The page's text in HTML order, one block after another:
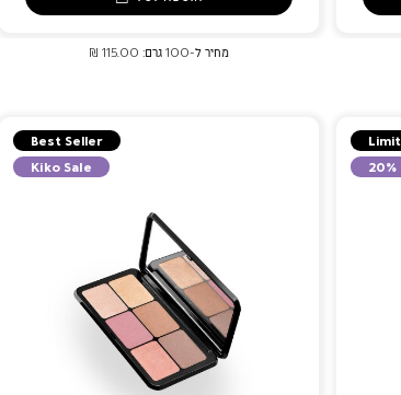
מחיר ל-100 גרם: 115.00 ₪
20%
Best Seller
Kiko Sale